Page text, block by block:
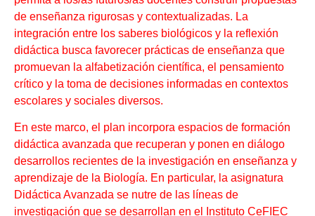
de enseñanza rigurosas y contextualizadas. La
integración entre los saberes biológicos y la reflexión
didáctica busca favorecer prácticas de enseñanza que
promuevan la alfabetización científica, el pensamiento
crítico y la toma de decisiones informadas en contextos
escolares y sociales diversos.
En este marco, el plan incorpora espacios de formación
didáctica avanzada que recuperan y ponen en diálogo
desarrollos recientes de la investigación en enseñanza y
aprendizaje de la Biología. En particular, la asignatura
Didáctica Avanzada se nutre de las líneas de
investigación que se desarrollan en el Instituto CeFIEC